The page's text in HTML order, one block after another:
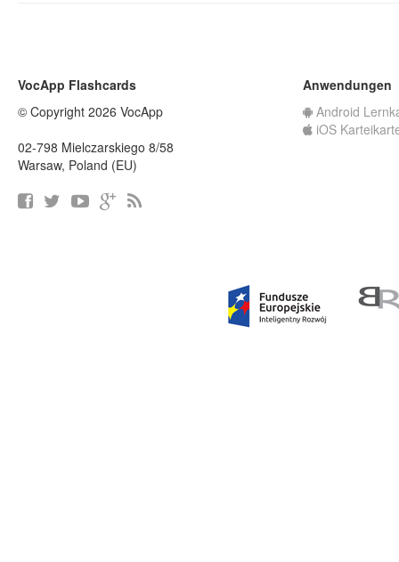
VocApp Flashcards
© Copyright 2026 VocApp
02-798 Mielczarskiego 8/58
Warsaw, Poland (EU)
Anwendungen
Android
iOS